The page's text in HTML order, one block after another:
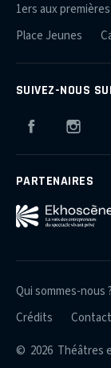
1ers aux premières
Place Jeunes
SUIVEZ-NOUS
Facebook
PARTENAIRES
© 2026 Théâtres
Qui sommes-nous ?
Crédits
Contact